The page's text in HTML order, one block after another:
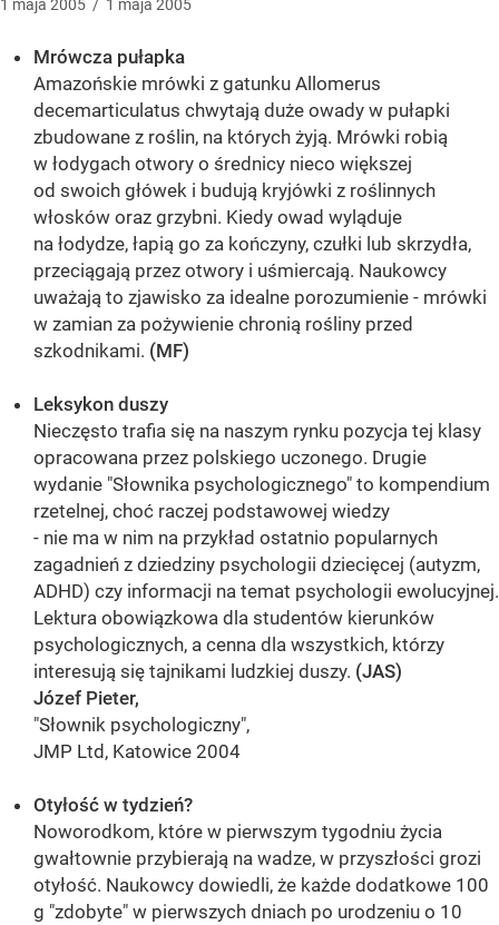
1 maja 2005 / 1 maja 2005
Mrówcza pułapka
Amazońskie mrówki z gatunku Allomerus
decemarticulatus chwytają duże owady w pułapki
zbudowane z roślin, na których żyją. Mrówki robią
w łodygach otwory o średnicy nieco większej
od swoich główek i budują kryjówki z roślinnych
włosków oraz grzybni. Kiedy owad wyląduje
na łodydze, łapią go za kończyny, czułki lub skrzydła,
przeciągają przez otwory i uśmiercają. Naukowcy
uważają to zjawisko za idealne porozumienie - mrówki
w zamian za pożywienie chronią rośliny przed
szkodnikami. (MF)
Leksykon duszy
Nieczęsto trafia się na naszym rynku pozycja tej klasy
opracowana przez polskiego uczonego. Drugie
wydanie "Słownika psychologicznego" to kompendium
rzetelnej, choć raczej podstawowej wiedzy
- nie ma w nim na przykład ostatnio popularnych
zagadnień z dziedziny psychologii dziecięcej (autyzm,
ADHD) czy informacji na temat psychologii ewolucyjnej.
Lektura obowiązkowa dla studentów kierunków
psychologicznych, a cenna dla wszystkich, którzy
interesują się tajnikami ludzkiej duszy. (JAS)
Józef Pieter,
"Słownik psychologiczny",
JMP Ltd, Katowice 2004
Otyłość w tydzień?
Noworodkom, które w pierwszym tygodniu życia
gwałtownie przybierają na wadze, w przyszłości grozi
otyłość. Naukowcy dowiedli, że każde dodatkowe 100
g "zdobyte" w pierwszych dniach po urodzeniu o 10